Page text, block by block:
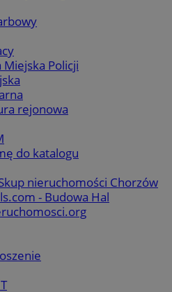
Policji
rejonowa
do katalogu
nieruchomości Chorzów
- Budowa Hal